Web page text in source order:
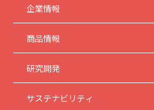
企業情報
商品情報
研究開発
サステナビリティ